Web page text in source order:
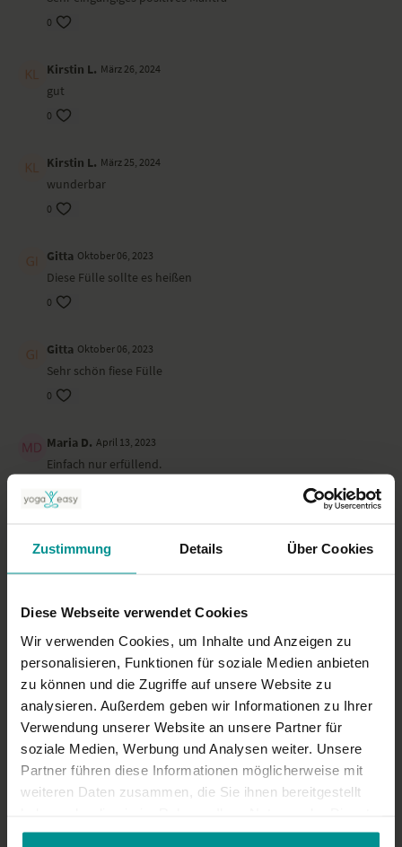
Zustimmung Details Über Cookies
Diese Webseite verwendet Cookies
Wir verwenden Cookies, um Inhalte und Anzeigen zu
personalisieren, Funktionen für soziale Medien anbieten
zu können und die Zugriffe auf unsere Website zu
analysieren. Außerdem geben wir Informationen zu Ihrer
Verwendung unserer Website an unsere Partner für
soziale Medien, Werbung und Analysen weiter. Unsere
Partner führen diese Informationen möglicherweise mit
weiteren Daten zusammen, die Sie ihnen bereitgestellt
gesammelt haben.
Energie
lichtvoll, strahlend, nährend, aufbauend
Tradition
Gesang & Gitarre: Jessica Rost
0
Kirstin L. März 26, 2024
gut
0
Kirstin L. März 25, 2024
wunderbar
0
Gitta Oktober 06, 2023
Diese Fülle sollte es heißen
0
Gitta Oktober 06, 2023
Sehr schön fiese Fülle
0
Maria D. April 13, 2023
Einfach nur erfüllend.
0
wunderbar friedlich
Mehr laden
Ähnliche Videos